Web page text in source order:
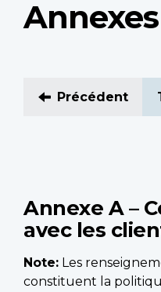
Annexes
Précédent
Annexe A –
avec les
Note: Les
constituent la